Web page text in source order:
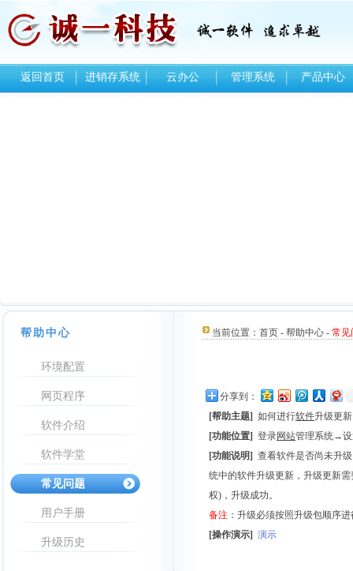
返回首页 进销存系统 云办公 管理系统 产品中心
帮助中心
环境配置
网页程序
软件介绍
软件学堂
常见问题
用户手册
升级历史
当前位置： 首页 - 帮助中心 - 常见
分享到：
[帮助主题] 如何进行软件升级更新
[功能位置] 登录网站管理系统→
[功能说明] 查看软件是否尚未升
统中的软件升级更新，升级更新
权)，升级成功。
备注 ：升级必须按照升级包顺序
[操作演示] 演示